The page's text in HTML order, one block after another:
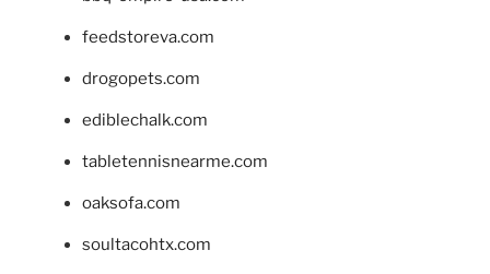
feedstoreva.com
drogopets.com
ediblechalk.com
tabletennisnearme.com
oaksofa.com
soultacohtx.com